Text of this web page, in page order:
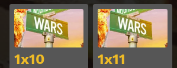
1x10
Ver
1x11